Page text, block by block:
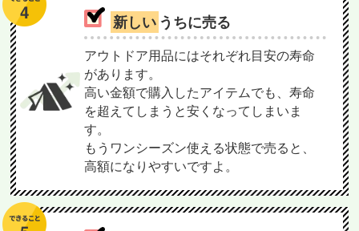
新しい うちに売る
アウトドア用品にはそれぞれ目安の寿命
があります。
高い金額で購入したアイテムでも、寿命
を超えてしまうと安くなってしまいま
す。
もうワンシーズン使える状態で売ると、
高額になりやすいですよ。